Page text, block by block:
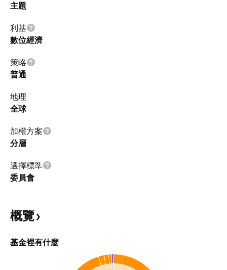
主題
利基
數位經濟
策略
普通
地理
全球
加權方案
分層
選擇標準
委員會
概覽
基金裡有什麼